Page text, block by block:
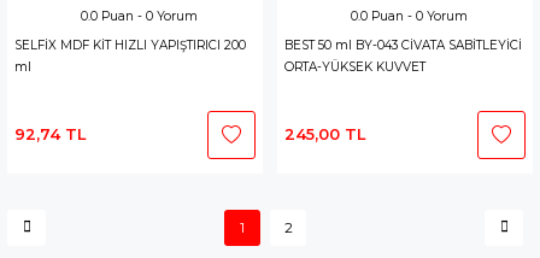
0.0 Puan - 0 Yorum
SELFİX MDF KİT HIZLI YAPIŞTIRICI 200
ml
92,74 TL
0.0 Puan - 0 Yorum
BEST 50 ml BY-043 CİVATA SABİTLEYİCİ
ORTA-YÜKSEK KUVVET
245,00 TL
1 2